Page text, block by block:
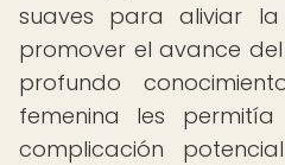
suaves para aliviar
promover el avance
profundo
femenina les
complicación